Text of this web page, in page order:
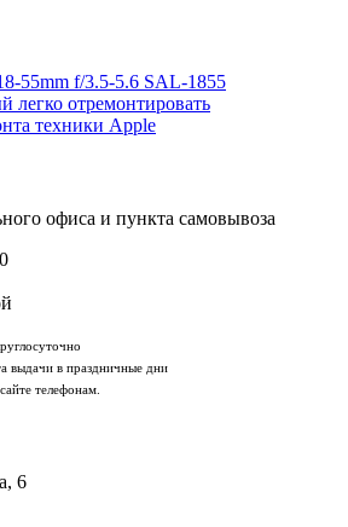
55mm f/3.5-5.6 SAL-1855
легко отремонтировать
техники Apple
офиса и пункта самовывоза
выдачи в праздничные дни
телефонам.
6